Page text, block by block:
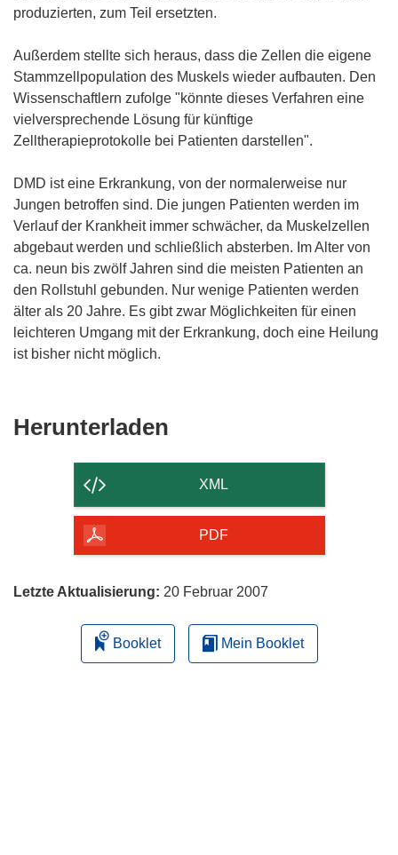
produzierten, zum Teil ersetzten.
Außerdem stellte sich heraus, dass die Zellen die eigene
Stammzellpopulation des Muskels wieder aufbauten. Den
Wissenschaftlern zufolge "könnte dieses Verfahren eine
vielversprechende Lösung für künftige
Zelltherapieprotokolle bei Patienten darstellen".
DMD ist eine Erkrankung, von der normalerweise nur
Jungen betroffen sind. Die jungen Patienten werden im
Verlauf der Krankheit immer schwächer, da Muskelzellen
abgebaut werden und schließlich absterben. Im Alter von
ca. neun bis zwölf Jahren sind die meisten Patienten an
den Rollstuhl gebunden. Nur wenige Patienten werden
älter als 20 Jahre. Es gibt zwar Möglichkeiten für einen
leichteren Umgang mit der Erkrankung, doch eine Heilung
ist bisher nicht möglich.
Herunterladen
der
Seite
herunterladen
XML
PDF
Letzte Aktualisierung: 20 Februar 2007
Booklet Mein Booklet